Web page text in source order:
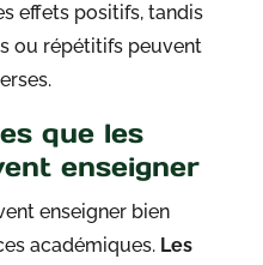
effets positifs, tandis
ou répétitifs peuvent
que les
enseigner
enseigner bien
académiques. Les